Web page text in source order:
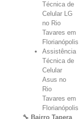
Técnica de
Celular LG
no Rio
Tavares em
Florianópolis
Assistência
Técnica de
Celular
Asus no
Rio
Tavares em
Florianópolis
🔧 Bairro Tapera